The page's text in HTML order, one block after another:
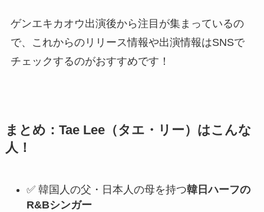
ゲンエキカオウ出演後から注目が集まっているの
で、これからのリリース情報や出演情報はSNSで
チェックするのがおすすめです！
まとめ：Tae Lee（タエ・リー）はこんな
人！
✅ 韓国人の父・日本人の母を持つ韓日ハーフの
R&Bシンガー